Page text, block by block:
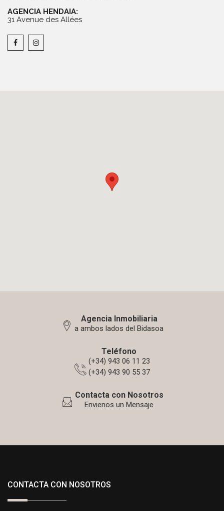
AGENCIA HENDAIA:
31 Avenue des Allées
Agencia Inmobiliaria
a ambos lados del Bidasoa
Teléfono
(+34) 943 06 11 23
(+34) 943 90 55 37
Contacta con Nosotros
Envienos un Mensaje
CONTACTA CON NOSOTROS